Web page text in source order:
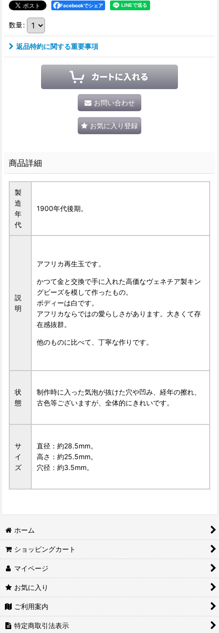
Facebookでシェア
数量:
返品特約に関する重要事項
お問い合わせ
お気に入り登録
商品詳細
製
造
年
代
1900年代後期。
説
明
アフリカ再生玉です。
かつて金と交換で手に入れた高価なヴェネチア製キン
グビーズを模して作ったもの。
ボディーは白です。
アフリカならではの愛らしさがあります。大きくて存
在感抜群。
他のものに比べて、丁寧な作りです。
状
態
制作時に入った気泡が抜けた穴や凹み、経年の擦れ、
古色等ございますが、全体的にきれいです。
サ
イ
ズ
直径：約28.5mm。
高さ：約25.5mm。
穴径：約3.5mm。
ホーム
ショッピングカート
マイページ
お気に入り
ご利用案内
特定商取引法表示